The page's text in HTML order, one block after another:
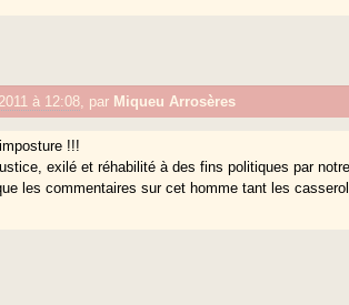
à 12:08 par Miqueu Arrosères
!!!
exilé et réhabilité à des fins politiques par notre
les commentaires sur cet homme tant les